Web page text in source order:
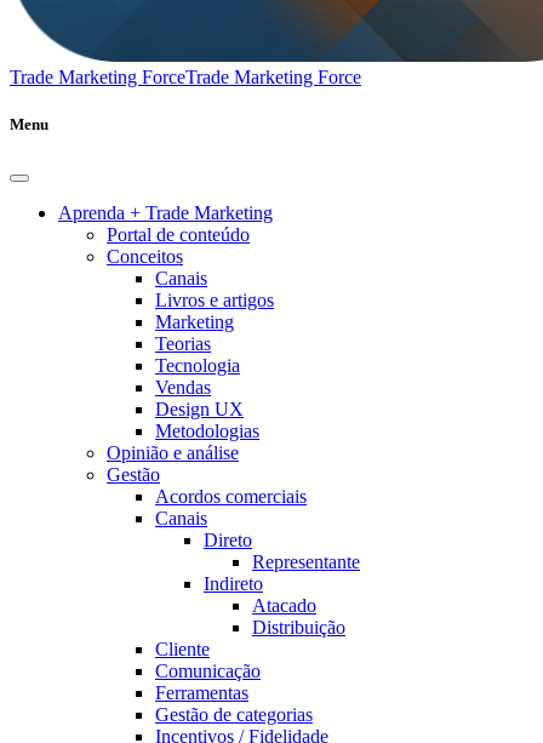
Trade Marketing ForceTrade Marketing Force
Menu
Aprenda + Trade Marketing
Portal de conteúdo
Conceitos
Canais
Livros e artigos
Marketing
Teorias
Tecnologia
Vendas
Design UX
Metodologias
Opinião e análise
Gestão
Acordos comerciais
Canais
Direto
Representante
Indireto
Atacado
Distribuição
Cliente
Comunicação
Ferramentas
Gestão de categorias
Incentivos / Fidelidade